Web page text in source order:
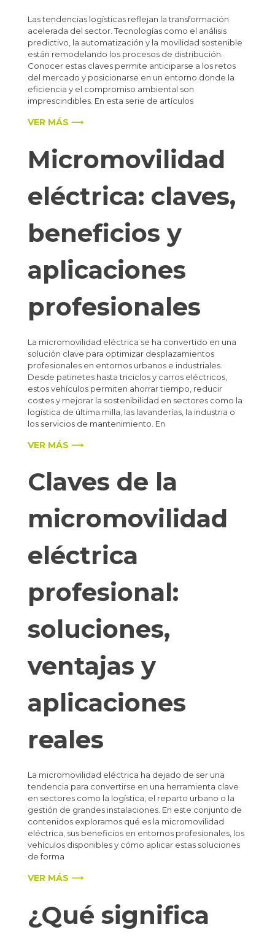
Las tendencias logísticas reflejan la transformación
acelerada del sector. Tecnologías como el análisis
predictivo, la automatización y la movilidad sostenible
están remodelando los procesos de distribución.
Conocer estas claves permite anticiparse a los retos
del mercado y posicionarse en un entorno donde la
eficiencia y el compromiso ambiental son
imprescindibles. En esta serie de artículos
VER MÁS ⟶
Micromovilidad
eléctrica: claves,
beneficios y
aplicaciones
profesionales
La micromovilidad eléctrica se ha convertido en una
solución clave para optimizar desplazamientos
profesionales en entornos urbanos e industriales.
Desde patinetes hasta triciclos y carros eléctricos,
estos vehículos permiten ahorrar tiempo, reducir
costes y mejorar la sostenibilidad en sectores como la
logística de última milla, las lavanderías, la industria o
los servicios de mantenimiento. En
VER MÁS ⟶
Claves de la
micromovilidad
eléctrica
profesional:
soluciones,
ventajas y
aplicaciones
reales
La micromovilidad eléctrica ha dejado de ser una
tendencia para convertirse en una herramienta clave
en sectores como la logística, el reparto urbano o la
gestión de grandes instalaciones. En este conjunto de
contenidos exploramos qué es la micromovilidad
eléctrica, sus beneficios en entornos profesionales, los
vehículos disponibles y cómo aplicar estas soluciones
de forma
VER MÁS ⟶
¿Qué significa